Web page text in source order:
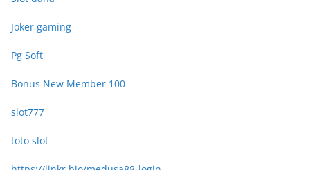
Joker gaming
Pg Soft
Bonus New Member 100
slot777
toto slot